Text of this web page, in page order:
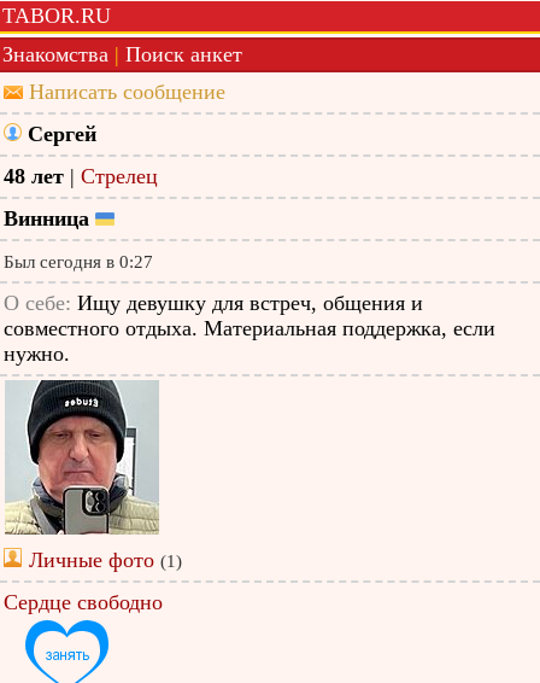
TABOR.RU
Знакомства | Поиск анкет
Написать сообщение
Сергей
48 лет | Стрелец
Винница
Был сегодня в 0:27
О себе: Ищу девушку для встреч, общения и
совместного отдыха. Материальная поддержка, если
нужно.
Личные фото (1)
Сердце свободно